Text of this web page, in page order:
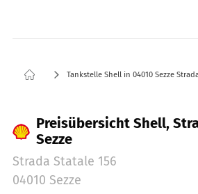
Tankstelle Shell in 04010 Sezze
Preisübersicht Shell,
Sezze
Strada Statale 156
04010 Sezze